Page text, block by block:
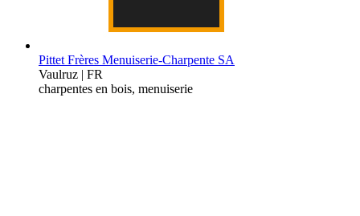
Pittet Frères Menuiserie-Charpente SA
Vaulruz | FR
charpentes en bois, menuiserie